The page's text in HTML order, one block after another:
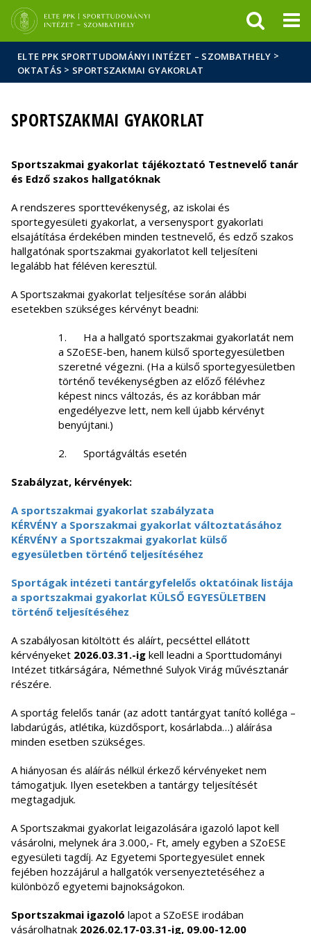
Hírek
Események
ELTE a
sajtóban
ELTE PPK SPORTTUDOMÁNYI INTÉZET – SZOMBATHELY >
OKTATÁS > SPORTSZAKMAI GYAKORLAT
SPORTSZAKMAI GYAKORLAT
Sportszakmai gyakorlat tájékoztató Testnevelő tanár
és Edző szakos hallgatóknak
A rendszeres sporttevékenység, az iskolai és
sportegyesületi gyakorlat, a versenysport gyakorlati
elsajátítása érdekében minden testnevelő, és edző szakos
hallgatónak sportszakmai gyakorlatot kell teljesíteni
legalább hat féléven keresztül.
A Sportszakmai gyakorlat teljesítése során alábbi
esetekben szükséges kérvényt beadni:
1. Ha a hallgató sportszakmai gyakorlatát nem
a SZoESE-ben, hanem külső sportegyesületben
szeretné végezni. (Ha a külső sportegyesületben
történő tevékenységben az előző félévhez
képest nincs változás, és az korábban már
engedélyezve lett, nem kell újabb kérvényt
benyújtani.)
2. Sportágváltás esetén
Szabályzat, kérvények:
A sportszakmai gyakorlat szabályzata
KÉRVÉNY a Sporszakmai gyakorlat változtatásához
KÉRVÉNY a Sportszakmai gyakorlat külső
egyesületben történő teljesítéséhez
Sportágak intézeti tantárgyfelelős oktatóinak listája
a sportszakmai gyakorlat KÜLSŐ EGYESÜLETBEN
történő teljesítéséhez
A szabályosan kitöltött és aláírt, pecséttel ellátott
kérvényeket 2026.03.31.-ig kell leadni a Sporttudományi
Intézet titkárságára, Némethné Sulyok Virág művésztanár
részére.
A sportág felelős tanár (az adott tantárgyat tanító kolléga –
labdarúgás, atlétika, küzdősport, kosárlabda…) aláírása
minden esetben szükséges.
A hiányosan és aláírás nélkül érkező kérvényeket nem
támogatjuk. Ilyen esetekben a tantárgy teljesítését
megtagadjuk.
A Sportszakmai gyakorlat leigazolására igazoló lapot kell
vásárolni, melynek ára 3.000,- Ft, amely egyben a SZoESE
egyesületi tagdíj. Az Egyetemi Sportegyesület ennek
fejében hozzájárul a hallgatók versenyeztetéséhez a
különböző egyetemi bajnokságokon.
Sportszakmai igazoló lapot a SZoESE irodában
vásárolhatnak 2026.02.17-03.31-ig, 09.00-12.00